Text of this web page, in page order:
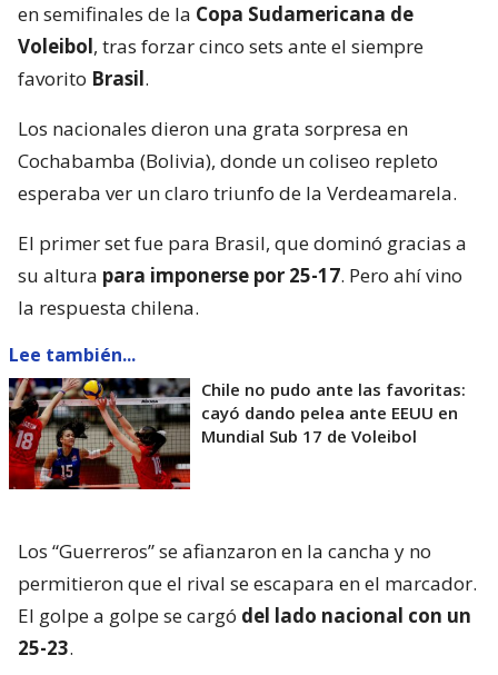
en semifinales de la Copa Sudamericana de
Voleibol, tras forzar cinco sets ante el siempre
favorito Brasil.
Los nacionales dieron una grata sorpresa en
Cochabamba (Bolivia), donde un coliseo repleto
esperaba ver un claro triunfo de la Verdeamarela.
El primer set fue para Brasil, que dominó gracias a
su altura para imponerse por 25-17. Pero ahí vino
la respuesta chilena.
Lee también...
Chile no pudo ante las favoritas:
cayó dando pelea ante EEUU en
Mundial Sub 17 de Voleibol
Los “Guerreros” se afianzaron en la cancha y no
permitieron que el rival se escapara en el marcador.
El golpe a golpe se cargó del lado nacional con un
25-23.